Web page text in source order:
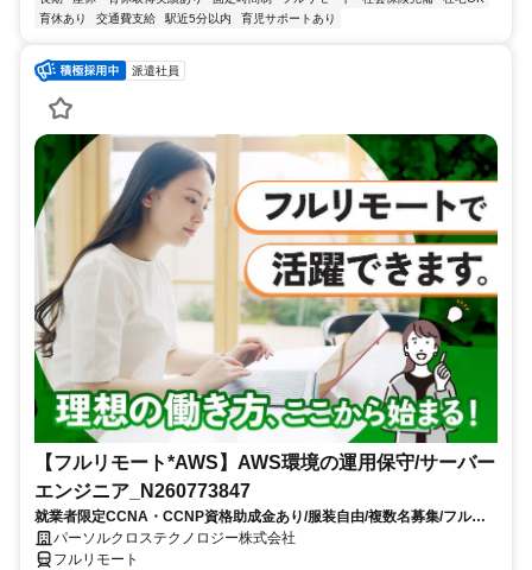
育休あり
交通費支給 駅近5分以内 育児サポートあり
派遣社員
【フルリモート*AWS】AWS環境の運用保守/サーバー
エンジニア_N260773847
就業者限定CCNA・CCNP資格助成金あり/服装自由/複数名募集/フルリ
モートワーク/8月スタート/10時開始/大手通信事業関連会社勤務
パーソルクロステクノロジー株式会社
フルリモート